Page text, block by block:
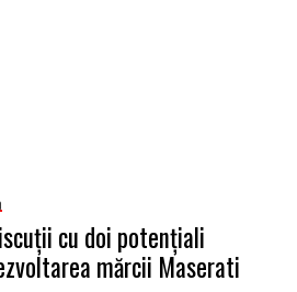
cu doi potențiali
mărcii Maserati